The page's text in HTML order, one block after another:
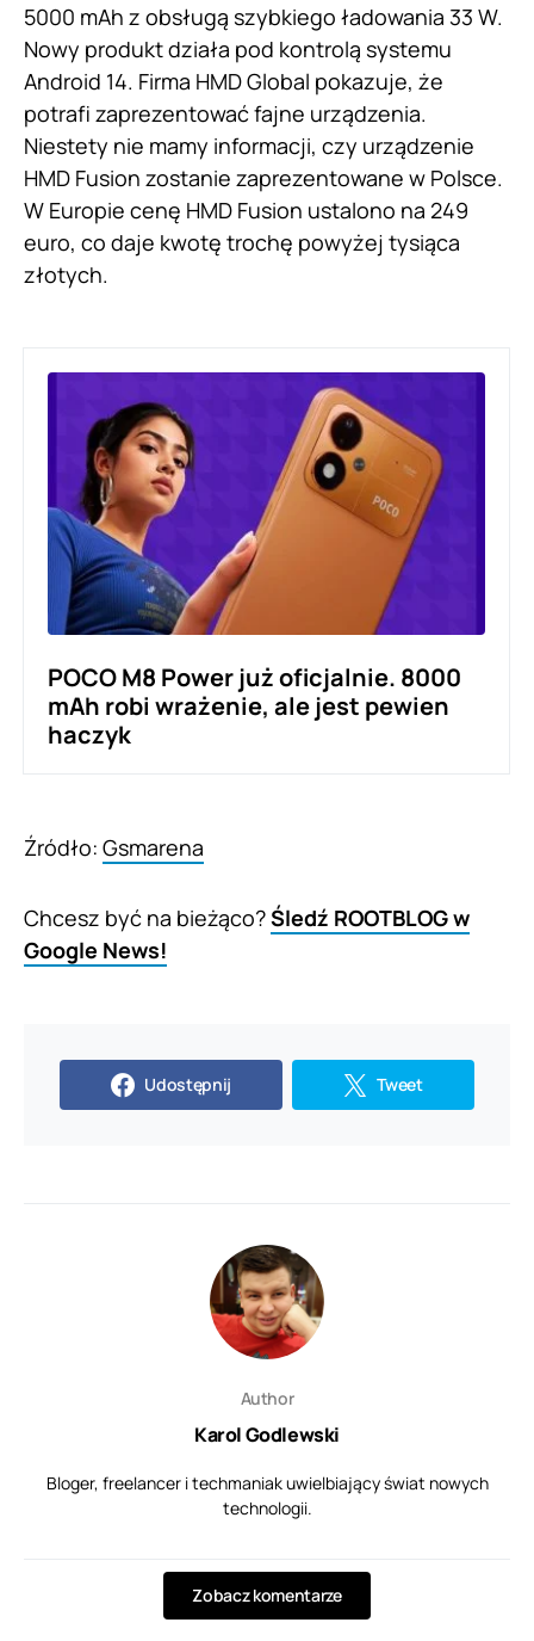
5000 mAh z obsługą szybkiego ładowania 33 W.
Nowy produkt działa pod kontrolą systemu
Android 14. Firma HMD Global pokazuje, że
potrafi zaprezentować fajne urządzenia.
Niestety nie mamy informacji, czy urządzenie
HMD Fusion zostanie zaprezentowane w Polsce.
W Europie cenę HMD Fusion ustalono na 249
euro, co daje kwotę trochę powyżej tysiąca
złotych.
POCO M8 Power już oficjalnie. 8000
mAh robi wrażenie, ale jest pewien
haczyk
Źródło: Gsmarena
Chcesz być na bieżąco?Śledź ROOTBLOG w
Google News!
Udostępnij Tweet
Author
Karol Godlewski
Bloger, freelancer i techmaniak uwielbiający świat nowych
technologii.
Zobacz komentarze